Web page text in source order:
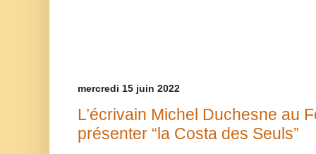
mercredi 15 juin 2022
L’écrivain Michel Duchesne au
présenter “la Costa des Seuls”